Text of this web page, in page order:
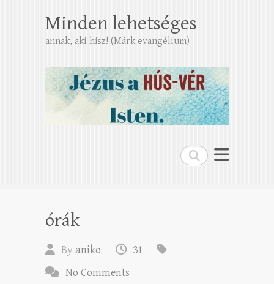
Search
Minden lehetséges
annak, aki hisz! (Márk evangélium)
órák
By aniko
31
No Comments